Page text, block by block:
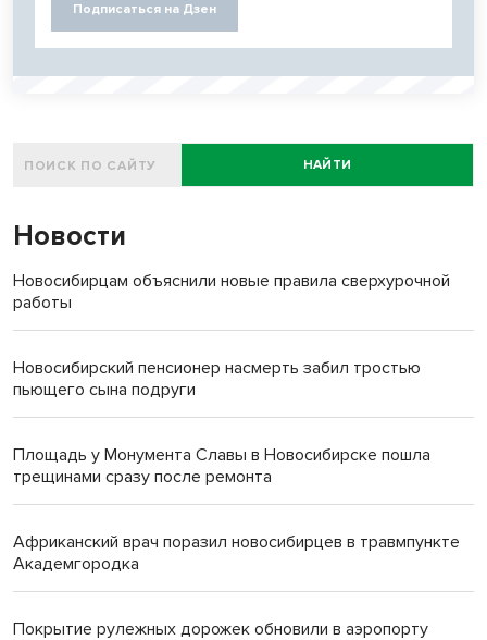
Подписаться на Дзен
НАЙТИ
Новости
Новосибирцам объяснили новые правила сверхурочной
работы
Новосибирский пенсионер насмерть забил тростью
пьющего сына подруги
Площадь у Монумента Славы в Новосибирске пошла
трещинами сразу после ремонта
Африканский врач поразил новосибирцев в травмпункте
Академгородка
Покрытие рулежных дорожек обновили в аэропорту